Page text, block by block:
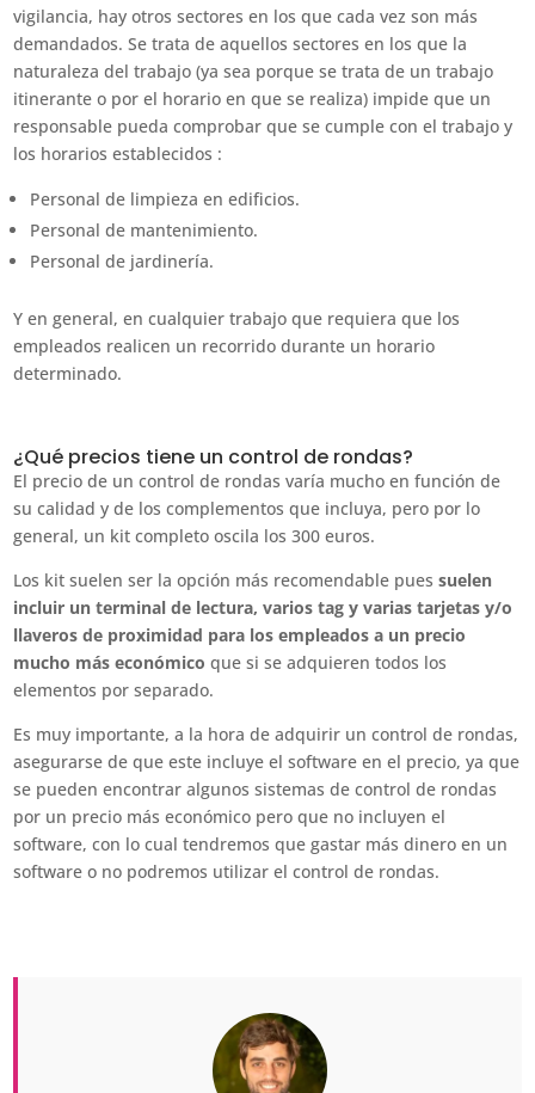
vigilancia, hay otros sectores en los que cada vez son más
demandados. Se trata de aquellos sectores en los que la
naturaleza del trabajo (ya sea porque se trata de un trabajo
itinerante o por el horario en que se realiza) impide que un
responsable pueda comprobar que se cumple con el trabajo y
los horarios establecidos :
Personal de limpieza en edificios.
Personal de mantenimiento.
Personal de jardinería.
Y en general, en cualquier trabajo que requiera que los
empleados realicen un recorrido durante un horario
determinado.
¿Qué precios tiene un control de rondas?
El precio de un control de rondas varía mucho en función de
su calidad y de los complementos que incluya, pero por lo
general, un kit completo oscila los 300 euros.
Los kit suelen ser la opción más recomendable puessuelen
incluir un terminal de lectura, varios tag y varias tarjetas y/o
llaveros de proximidad para los empleados a un precio
mucho más económico que si se adquieren todos los
elementos por separado.
Es muy importante, a la hora de adquirir un control de rondas,
asegurarse de que este incluye el software en el precio, ya que
se pueden encontrar algunos sistemas de control de rondas
por un precio más económico pero que no incluyen el
software, con lo cual tendremos que gastar más dinero en un
software o no podremos utilizar el control de rondas.